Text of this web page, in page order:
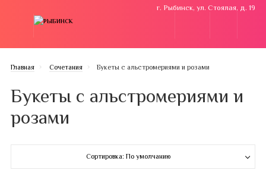
г. Рыбинск, ул. Стоялая, д. 19
Главная Cочетания Букеты с альстромериями и розами
Букеты с альстромериями и
розами
Сортировка: По умолчанию